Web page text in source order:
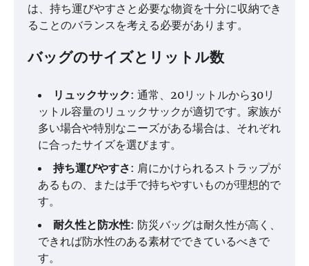
は、持ち運びやすさと必要な物資を十分に収納でき
ることのバランスを考える必要があります。
バッグのサイズとリットル数
リュックサック: 通常、20リットルから30リ
ットル容量のリュックサックが適切です。家族が
多い場合や特別なニーズがある場合は、それぞれ
に合ったサイズを選びます。
持ち運びやすさ: 肩にかけられるストラップが
あるもの、または手で持ちやすいものが理想的で
す。
耐久性と防水性: 防災バッグは耐久性が高く、
できれば防水性のある素材でできているべきで
す。